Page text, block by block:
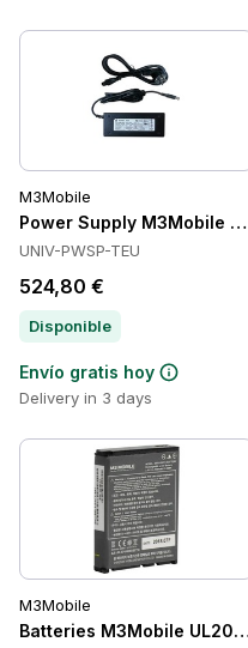
M3Mobile
Power Supply M3Mobile
UNIV-PWSP-TEU
524,80 €
Disponible
Envío gratis hoy
Delivery in 3 days
M3Mobile
Batteries M3Mobile UL20-